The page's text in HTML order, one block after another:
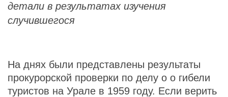
детали в результатах изучения
случившегося
На днях были представлены результаты
прокурорской проверки по делу о о гибели
туристов на Урале в 1959 году. Если верить